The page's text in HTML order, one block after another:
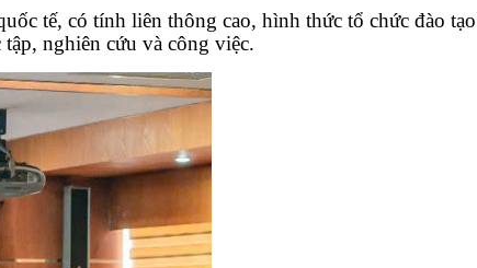
tế, có tính liên thông cao, hình thức tổ chức đào
nghiên cứu và công việc.